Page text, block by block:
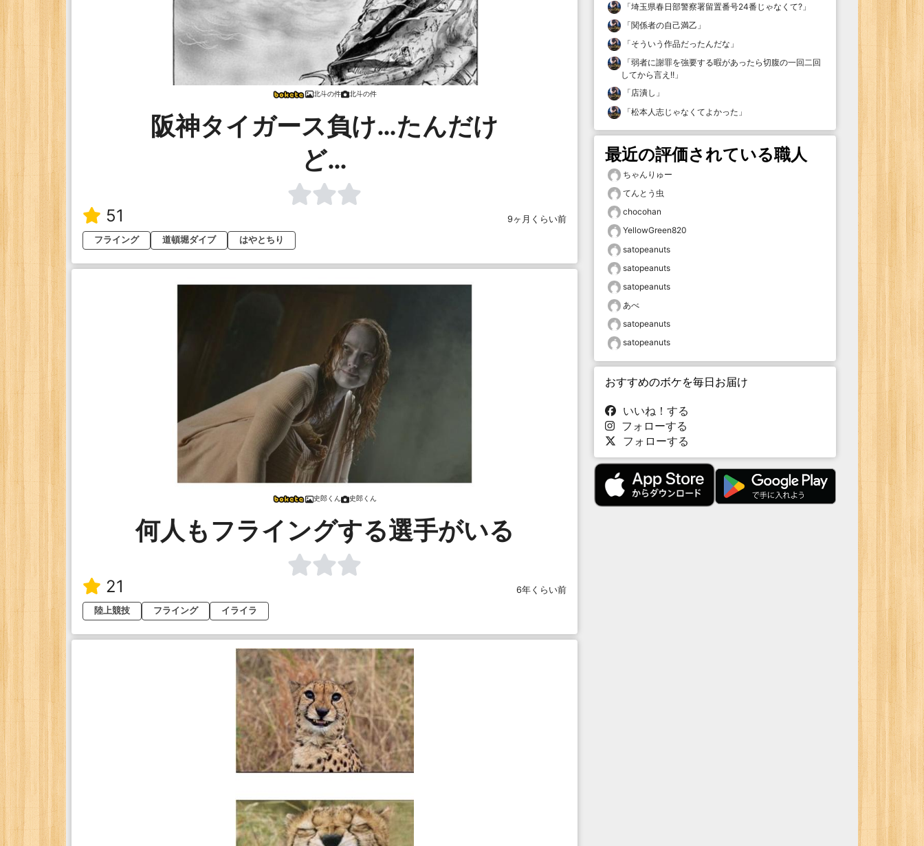
北斗の件 北斗の件
阪神タイガース負け…たんだけ
ど…
51
9ヶ月くらい前
フライング
道頓堀ダイブ はやとちり
史郎くん 史郎くん
何人もフライングする選手がいる
21
6年くらい前
陸上競技
フライング イライラ
「埼玉県春日部警察署留置番号24番じゃなくて? 」
「関係者の自己満乙 」
「そういう作品だったんだな 」
「弱者に謝罪を強要する暇があったら切腹の一回二回
してから言え!! 」
「店潰し 」
「松本人志じゃなくてよかった 」
最近の評価されている職人
ちゃんりゅー
てんとう虫
chocohan
YellowGreen820
satopeanuts
satopeanuts
satopeanuts
あべ
satopeanuts
satopeanuts
おすすめのボケを毎日お届け
いいね！する
フォローする
フォローする